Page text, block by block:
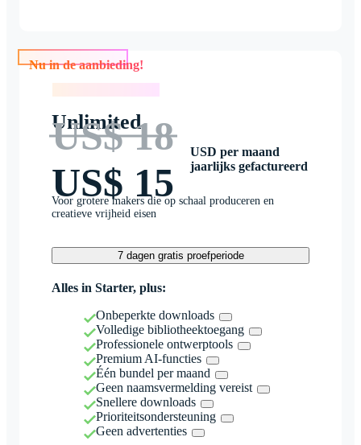
Nu in de aanbieding!
Unlimited
US$ 18
US$ 15
USD per maand
jaarlijks gefactureerd
Voor grotere makers die op schaal produceren en
creatieve vrijheid eisen
7 dagen gratis proefperiode
Alles in Starter, plus:
Onbeperkte downloads
Volledige bibliotheektoegang
Professionele ontwerptools
Premium AI-functies
Één bundel per maand
Geen naamsvermelding vereist
Snellere downloads
Prioriteitsondersteuning
Geen advertenties